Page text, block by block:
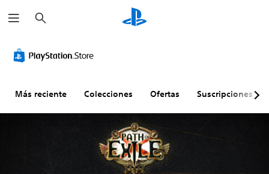
u
s
r
Más reciente Colecciones Ofertas Suscripciones